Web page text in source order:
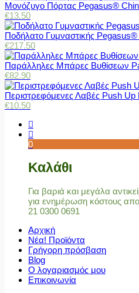
Μονόζυγο Πόρτας Pegasus®
€13.50
Ποδήλατο Γυμναστικής
€217.50
Παράλληλες Μπάρες Βυθίσεων
€82.90
Περιστρεφόμενες Λαβές Push
€10.50
0
Καλάθι
Για βαριά και μεγάλα
για ενημέρωση κόστους
21 0300 0691
Αρχική
Νέα! Προϊόντα
Γρήγορη πρόσβαση
Blog
Ο λογαριασμός μου
Επικοινωνία